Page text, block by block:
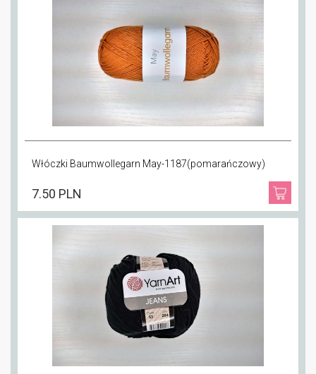
Włóczki Baumwollegarn May-1187(pomarańczowy)
7.50 PLN